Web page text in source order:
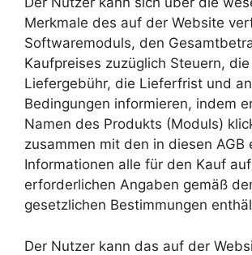
Merkmale des auf der Website
Softwaremoduls, den
Kaufpreises zuzüglich Steuern, die
Liefergebühr, die Lieferfrist und
Bedingungen informieren, indem
Namen des Produkts (Moduls)
zusammen mit den in diesen AGB
Informationen alle für den Kauf
erforderlichen Angaben gemäß
gesetzlichen Bestimmungen
Der Nutzer kann das auf der